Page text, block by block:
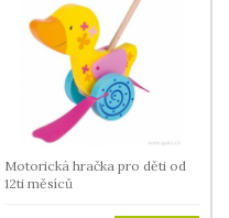
Motorická hračka pro děti od
12ti měsíců